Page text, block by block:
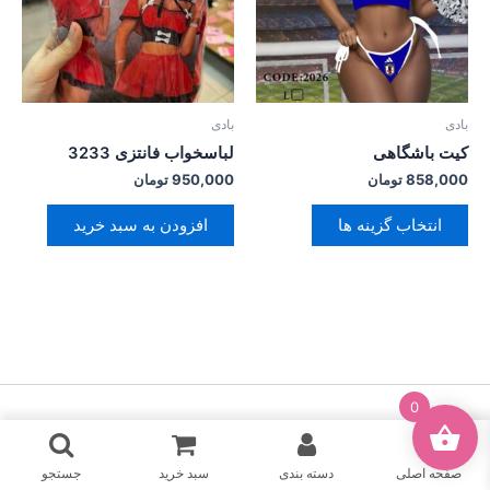
بادی
کیت باشگاهی
858,000تومان
انتخاب گزینه ها
مختلفی
می
باشد.
گزینه
محصول
بادی
لباسخواب فانتزی 3233
950,000تومان
افزودن به سبد خرید
حقِ نشر © 2026 لباس زیر ارکیده
صفحه اصلی دسته بندی سبد خرید جستجو
0